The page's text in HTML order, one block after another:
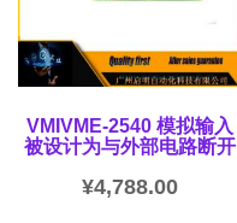
VMIVME-2540 模拟输入
被设计为与外部电路断开
¥4,788.00